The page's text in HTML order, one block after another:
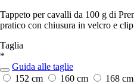
Tappeto per cavalli da 100 g di
pratico con chiusura in velcro e
Taglia
*
Guida alle taglie
152 cm
160 cm 168 cm